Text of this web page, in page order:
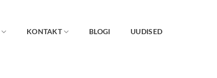
KONTAKT BLOGI UUDISED